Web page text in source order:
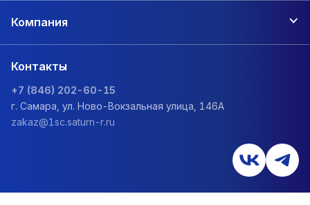
Компания
Контакты
+7 (846) 202-60-15
г. Самара, ул. Ново-Вокзальная улица, 146А
zakaz@1sc.saturn-r.ru